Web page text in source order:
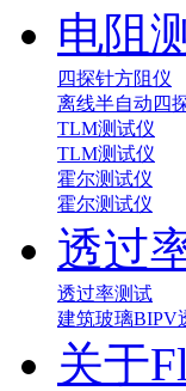
电阻
四探针方阻仪
离线半自动四
TLM测试仪
TLM测试仪
霍尔测试仪
霍尔测试仪
透过
透过率测试
建筑玻璃BIPV
关于